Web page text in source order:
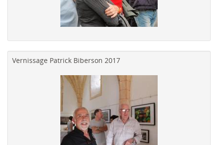
Vernissage Patrick Biberson 2017